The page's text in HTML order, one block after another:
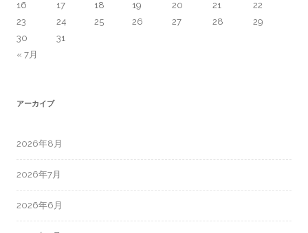
« 7月
16 17 18 19 20 21
22
23
24 25 26 27 28
29
30
31
アーカイブ
2026年8月
2026年7月
2026年6月